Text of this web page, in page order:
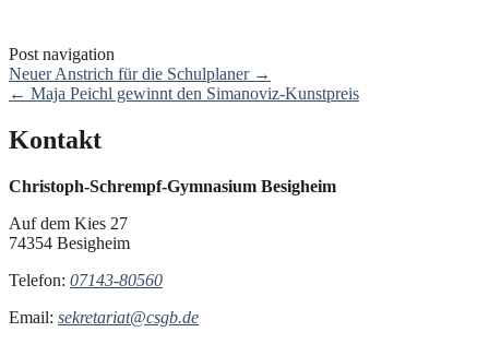
Post navigation
Neuer Anstrich für die Schulplaner →
← Maja Peichl gewinnt den Simanoviz-Kunstpreis
Kontakt
Christoph-Schrempf-Gymnasium Besigheim
Auf dem Kies 27
74354 Besigheim
Telefon: 07143-80560
Email: sekretariat@csgb.de